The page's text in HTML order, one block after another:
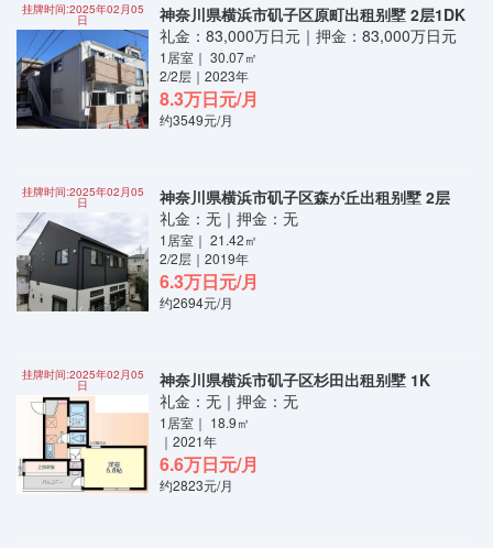
挂牌时间:2025年02月05
日
神奈川県横浜市矶子区原町出租别墅 2层1DK
礼金：83,000万日元｜押金：83,000万日元
1居室｜ 30.07㎡
2/2层｜2023年
8.3万日元/月
约3549元/月
挂牌时间:2025年02月05
日
神奈川県横浜市矶子区森が丘出租别墅 2层
礼金：无｜押金：无
1居室｜ 21.42㎡
2/2层｜2019年
6.3万日元/月
约2694元/月
挂牌时间:2025年02月05
日
神奈川県横浜市矶子区杉田出租别墅 1K
礼金：无｜押金：无
1居室｜ 18.9㎡
｜2021年
6.6万日元/月
约2823元/月